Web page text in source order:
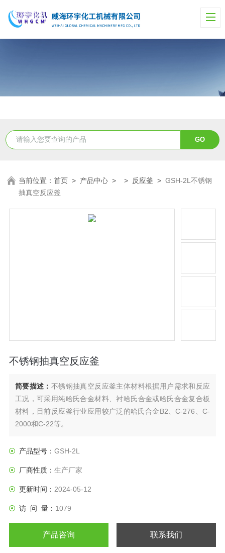
当前位置：首页 > 产品中心 > > 反应釜 >GSH-2L不锈钢
抽真空反应釜
不锈钢抽真空反应釜
简要描述： 不锈钢抽真空反应釜主体材料根据用户需求和反应
工况，可采用纯哈氏合金材料、衬哈氏合金或哈氏合金复合板
材料，目前反应釜行业应用较广泛的哈氏合金B2、C-276、C-
2000和C-22等。
产品型号： GSH-2L
厂商性质： 生产厂家
更新时间： 2024-05-12
访 问 量： 1079
产品咨询 联系我们